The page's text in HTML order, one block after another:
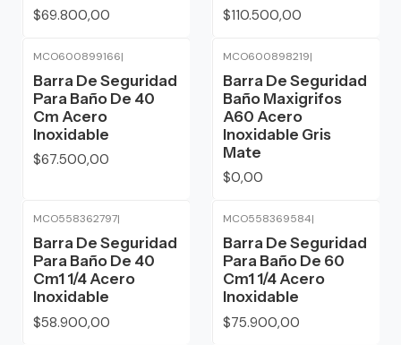
$69.800,00
$110.500,00
MCO600899166|
Barra De Seguridad
Para Baño De 40
Cm Acero
Inoxidable
$67.500,00
MCO600898219|
Barra De Seguridad
Baño Maxigrifos
A60 Acero
Inoxidable Gris
Mate
$0,00
MCO558362797|
Barra De Seguridad
Para Baño De 40
Cm1 1/4 Acero
Inoxidable
$58.900,00
MCO558369584|
Barra De Seguridad
Para Baño De 60
Cm1 1/4 Acero
Inoxidable
$75.900,00